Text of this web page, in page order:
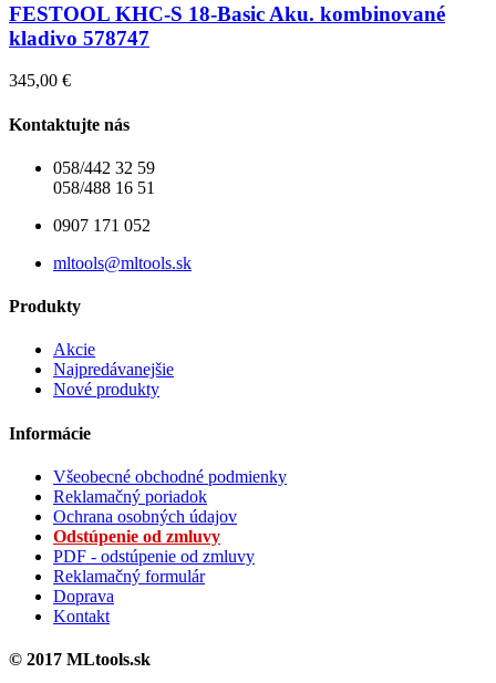
FESTOOL KHC-S 18-Basic Aku. kombinované
kladivo 578747
345,00 €
Kontaktujte nás
058/442 32 59
058/488 16 51
0907 171 052
mltools@mltools.sk
Produkty
Akcie
Najpredávanejšie
Nové produkty
Informácie
Všeobecné obchodné podmienky
Reklamačný poriadok
Ochrana osobných údajov
Odstúpenie od zmluvy
PDF - odstúpenie od zmluvy
Reklamačný formulár
Doprava
Kontakt
© 2017 MLtools.sk